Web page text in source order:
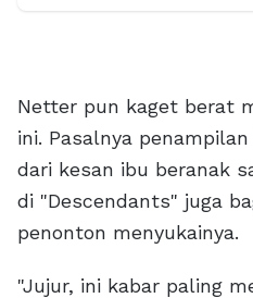
Netter pun kaget berat
ini. Pasalnya
dari kesan ibu beranak
di "Descendants" juga
penonton menyukainya.
"Jujur, ini kabar paling